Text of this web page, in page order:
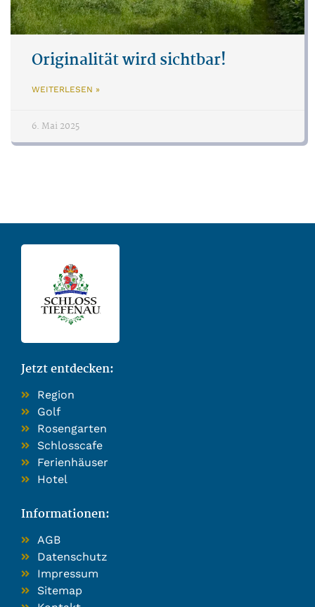
Originalität wird sichtbar!
WEITERLESEN »
6. Mai 2025
Jetzt entdecken:
Region
Golf
Rosengarten
Schlosscafe
Ferienhäuser
Hotel
Informationen:
AGB
Datenschutz
Impressum
Sitemap